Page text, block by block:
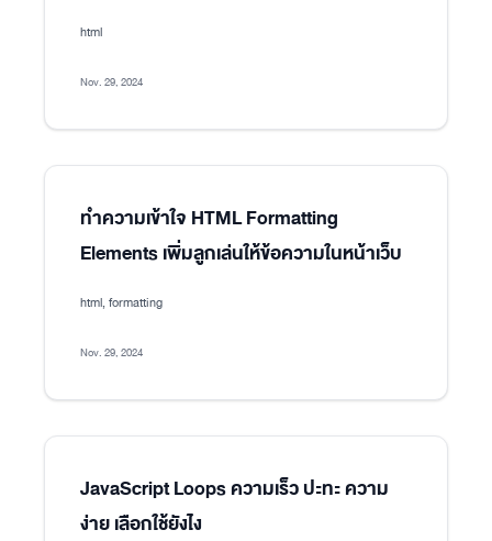
html
Nov. 29, 2024
ทำความเข้าใจ HTML Formatting
Elements เพิ่มลูกเล่นให้ข้อความในหน้าเว็บ
html, formatting
Nov. 29, 2024
JavaScript Loops ความเร็ว ปะทะ ความ
ง่าย เลือกใช้ยังไง